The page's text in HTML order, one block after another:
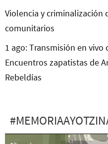
Violencia y criminalización
comunitarios
1 ago: Transmisión en
Encuentros zapatistas de
Rebeldías